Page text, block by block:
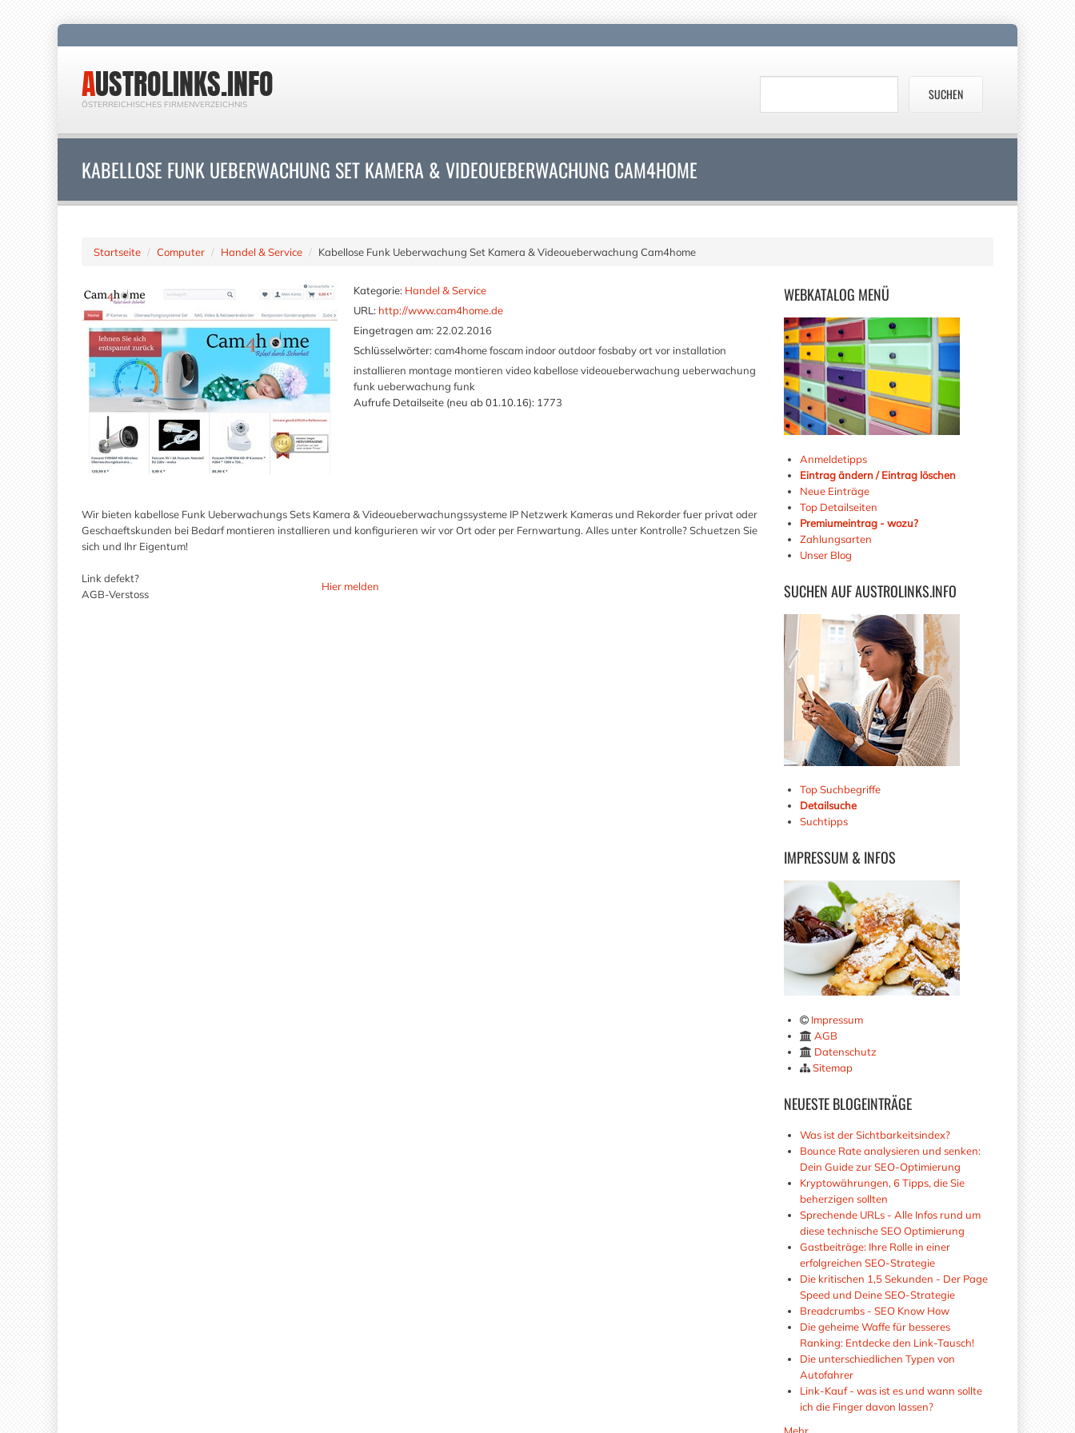
AUSTROLINKS.INFO
ÖSTERREICHISCHES FIRMENVERZEICHNIS
KABELLOSE FUNK UEBERWACHUNG SET KAMERA & VIDEOUEBERWACHUNG CAM4HOME
Startseite Computer Handel & Service Kabellose Funk Ueberwachung Set Kamera & Videoueberwachung Cam4home
WEBKATALOG MENÜ
Anmeldetipps
Eintrag ändern / Eintrag löschen
Neue Einträge
Top Detailseiten
Premiumeintrag - wozu?
Zahlungsarten
Unser Blog
SUCHENAUF AUSTROLINKS.INFO
Top Suchbegriffe
Detailsuche
Suchtipps
IMPRESSUM & INFOS
Impressum
AGB
Datenschutz
Sitemap
NEUESTEBLOGEINTRÄGE
Was ist der Sichtbarkeitsindex?
Bounce Rate analysieren und senken:
Dein Guide zur SEO-Optimierung
Kryptowährungen, 6 Tipps, die Sie
beherzigen sollten
Sprechende URLs - Alle Infos rund um
diese technische SEO Optimierung
Gastbeiträge: Ihre Rolle in einer
erfolgreichen SEO-Strategie
Die kritischen 1,5 Sekunden - Der Page
Speed und Deine SEO-Strategie
Breadcrumbs - SEO Know How
Die geheime Waffe für besseres
Ranking: Entdecke den Link-Tausch!
Die unterschiedlichen Typen von
Autofahrer
Link-Kauf - was ist es und wann sollte
ich die Finger davon lassen?
Mehr
Kategorie: Handel & Service
URL: http://www.cam4home.de
Eingetragen am: 22.02.2016
Schlüsselwörter: cam4home foscam indoor outdoor fosbaby ort vor installation
installieren montage montieren video kabellose videoueberwachung ueberwachung
funk ueberwachung funk
Aufrufe Detailseite (neu ab 01.10.16): 1773
Wir bieten kabellose Funk Ueberwachungs Sets Kamera & Videoueberwachungssysteme IP Netzwerk Kameras und Rekorder fuer privat oder
Geschaeftskunden bei Bedarf montieren installieren und konfigurieren wir vor Ort oder per Fernwartung. Alles unter Kontrolle? Schuetzen Sie
sich und Ihr Eigentum!
Link defekt?
AGB-Verstoss
Hier melden